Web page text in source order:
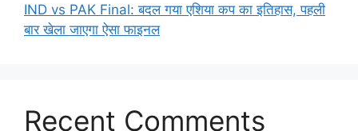
IND vs PAK Final: बदल गया एशिया कप का इतिहास, पहली
बार खेला जाएगा ऐसा फाइनल
Recent Comments